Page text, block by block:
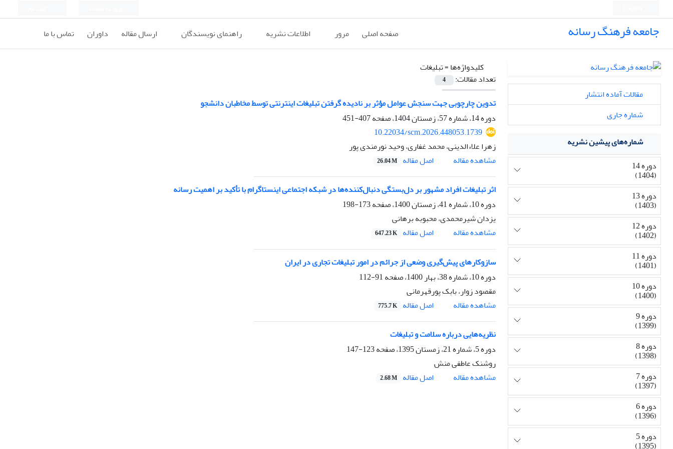
جامعه فرهنگ رسانه صفحه اصلی مرور اطلاعات نشریه راهنمای نویسندگان ارسال مقاله داوران تماس با ما
کلیدواژه‌ها =تبلیغات
تعداد مقالات:
4
تدوین چارچوبی جهت سنجش عوامل مؤثر بر نادیده گرفتن تبلیغات اینترنتی توسط مخاطبان دانشجو
دوره 14، شماره 57، زمستان 1404، صفحه
407-451
10.22034/scm.2026.448053.1739
زهرا علاءالدینی، محمد غفاری، وحید نورمندی پور
مشاهده مقاله
اصل مقاله 26.04 M
اثر تبلیغات افراد مشهور بر دل‌بستگی دنبال‌کننده‌ها در شبکه اجتماعی اینستاگرام با تأکید بر اهمیت رسانه
دوره 10، شماره 41، زمستان 1400، صفحه
173-198
یزدان شیرمحمدی، محبوبه برهانی
مشاهده مقاله
اصل مقاله 647.23 K
سازوکارهای پیش‌گیری وضعی از جرائم در امور تبلیغات تجاری در ایران
دوره 10، شماره 38، بهار 1400، صفحه
91-112
مقصود زوار، بابک پورقهرمانی
مشاهده مقاله
اصل مقاله 775.7 K
نظریه‌هایی درباره سلامت و تبلیغات
دوره 5، شماره 21، زمستان 1395، صفحه
123-147
روشنک عاطفی منش
مشاهده مقاله
اصل مقاله 2.68 M
مقالات آماده انتشار
شماره جاری
شماره‌های پیشین نشریه
دوره 14
(1404)
دوره 13
(1403)
دوره 12
(1402)
دوره 11
(1401)
دوره 10
(1400)
دوره 9
(1399)
دوره 8
(1398)
دوره 7
(1397)
دوره 6
(1396)
دوره 5